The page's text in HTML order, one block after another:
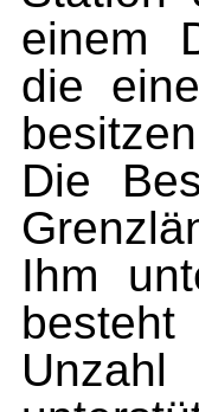
einem
die
Die
Ihm